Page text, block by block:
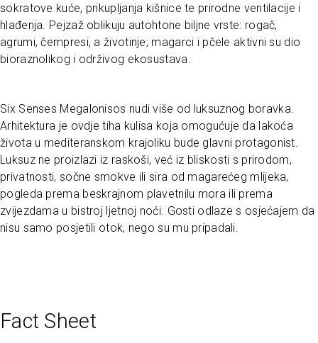
sokratove kuće, prikupljanja kišnice te prirodne ventilacije i
hlađenja. Pejzaž oblikuju autohtone biljne vrste: rogač,
agrumi, čempresi, a životinje; magarci i pčele aktivni su dio
bioraznolikog i održivog ekosustava.
Six Senses Megalonisos nudi više od luksuznog boravka.
Arhitektura je ovdje tiha kulisa koja omogućuje da lakoća
života u mediteranskom krajoliku bude glavni protagonist.
Luksuz ne proizlazi iz raskoši, već iz bliskosti s prirodom,
privatnosti, sočne smokve ili sira od magarećeg mlijeka,
pogleda prema beskrajnom plavetnilu mora ili prema
zvijezdama u bistroj ljetnoj noći. Gosti odlaze s osjećajem da
nisu samo posjetili otok, nego su mu pripadali.
Fact Sheet